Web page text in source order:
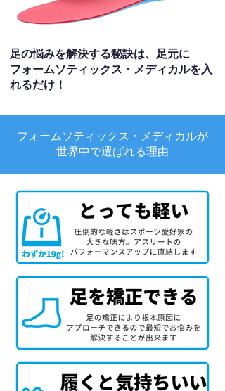
足の悩みを解決する秘訣は、足元に
フォームソティックス・メディカルを入
れるだけ！
フォームソティックス・メディカルが
世界中で選ばれる理由